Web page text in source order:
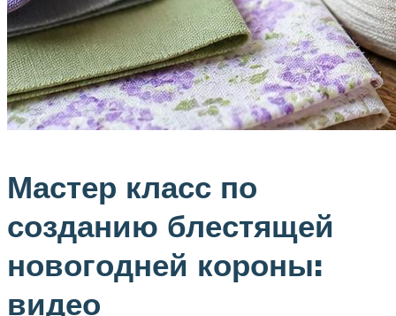
Мастер класс по
созданию блестящей
новогодней короны:
видео